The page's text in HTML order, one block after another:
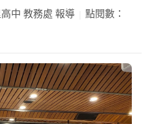
中 教務處 報導
點閱數：